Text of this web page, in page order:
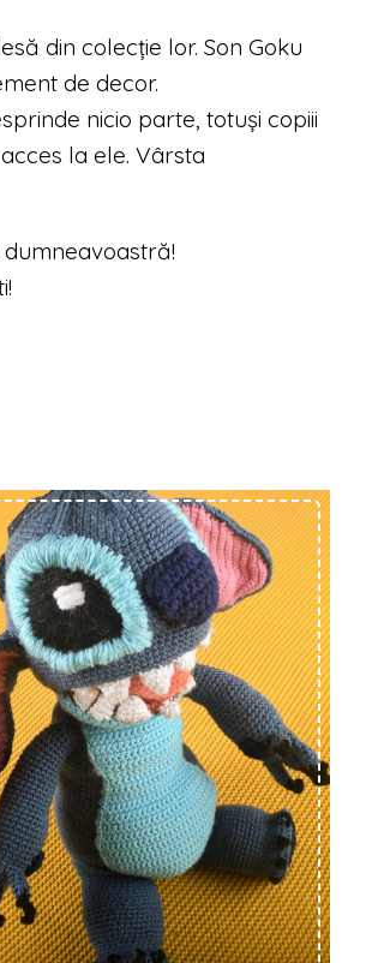
din colecție lor. Son Goku
de decor.
nicio parte, totuși copiii
la ele. Vârsta